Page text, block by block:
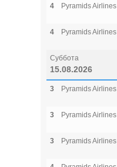
4 Pyramids Airlines
4 Pyramids Airlines
Суббота
15.08.2026
3 Pyramids Airlines
3 Pyramids Airlines
3 Pyramids Airlines